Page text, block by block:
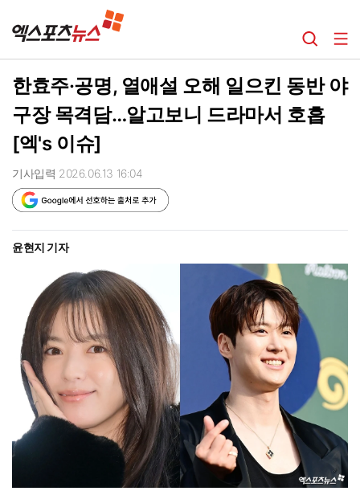
한효주·공명, 열애설 오해 일으킨 동반 야
구장 목격담…알고보니 드라마서 호흡
[엑's 이슈]
기사입력 2026.06.13 16:04
윤현지 기자